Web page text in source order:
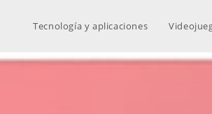
Tecnología y aplicaciones